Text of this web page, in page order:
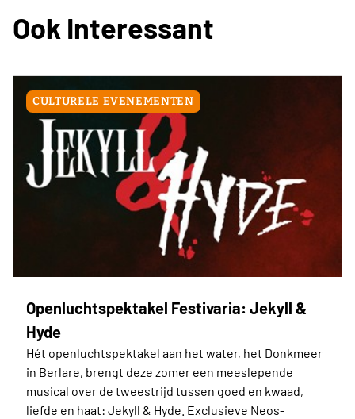
Ook Interessant
CULTURELE EVENEMENTEN
Openluchtspektakel Festivaria: Jekyll &
Hyde
Hét openluchtspektakel aan het water, het Donkmeer
in Berlare, brengt deze zomer een meeslepende
musical over de tweestrijd tussen goed en kwaad,
liefde en haat: Jekyll & Hyde. Exclusieve Neos-